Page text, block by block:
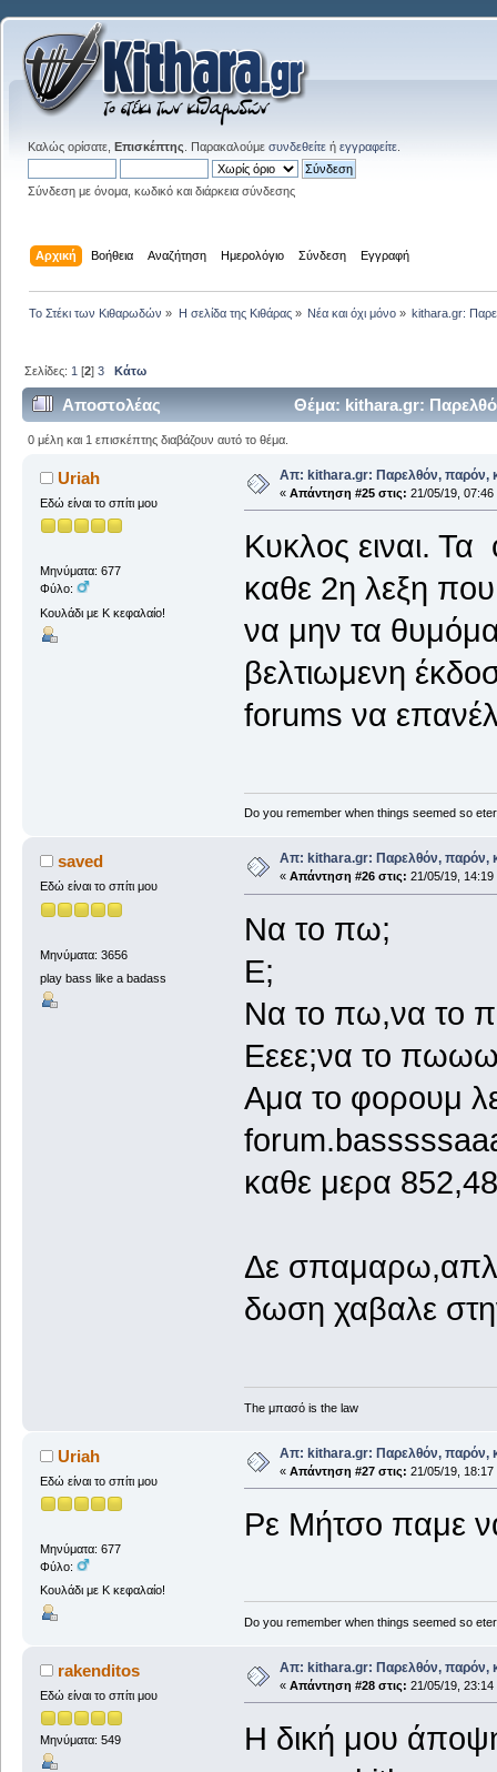
Καλώς ορίσατε, Επισκέπτης . Παρακαλούμε συνδεθείτε ή εγγραφείτε
Σύνδεση με όνομα, κωδικό και διάρκεια σύνδεσης
Αρχική Βοήθεια Αναζήτηση Ημερολόγιο Σύνδεση Εγγραφή
Το Στέκι των Κιθαρωδών » Η σελίδα της Κιθάρας» Νέα και όχι μόνο» kithara.gr:
Σελίδες: 1 [2]3 Κάτω
Αποστολέας Θέμα: kithara.gr:
0 μέλη και 1 επισκέπτης διαβάζουν αυτό το θέμα.
Uriah
Εδώ είναι το σπίτι μου
Μηνύματα: 677
Φύλο:
Κουλάδι με Κ κεφαλαίο!
Απ: kithara.gr: Παρελθόν, παρόν,
« Απάντηση #25 στις: 21/05/19, 07:46
Κυκλος ειναι.
καθε 2η λεξη
να μην τα
βελτιωμενη
forums να
Do you remember when things seemed so
saved
Εδώ είναι το σπίτι μου
Μηνύματα: 3656
play bass like a badass
Απ: kithara.gr: Παρελθόν, παρόν,
« Απάντηση #26 στις: 21/05/19, 14:19
Να το πω;
Ε;
Να το πω,να το
Εεεε;να το
Αμα το φορουμ
καθε μερα
Δε
δωση χαβαλε
The μπασό is the law
Uriah
Εδώ είναι το σπίτι μου
Μηνύματα: 677
Φύλο:
Κουλάδι με Κ κεφαλαίο!
Απ: kithara.gr: Παρελθόν, παρόν,
« Απάντηση #27 στις: 21/05/19, 18:17
Ρε Μήτσο παμε
Do you remember when things seemed so
rakenditos
Εδώ είναι το σπίτι μου
Μηνύματα: 549
Απ: kithara.gr: Παρελθόν, παρόν,
« Απάντηση #28 στις: 21/05/19, 23:14
Η δική μου